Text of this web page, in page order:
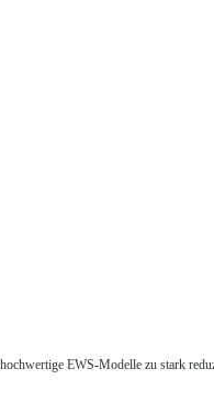
EWS-Modelle zu stark